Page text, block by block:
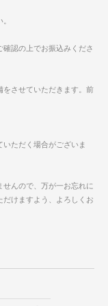
認の上でお振込みくださ
をさせていただきます。前
ただく場合がございま
せんので、万が一お忘れに
けますよう、よろしくお